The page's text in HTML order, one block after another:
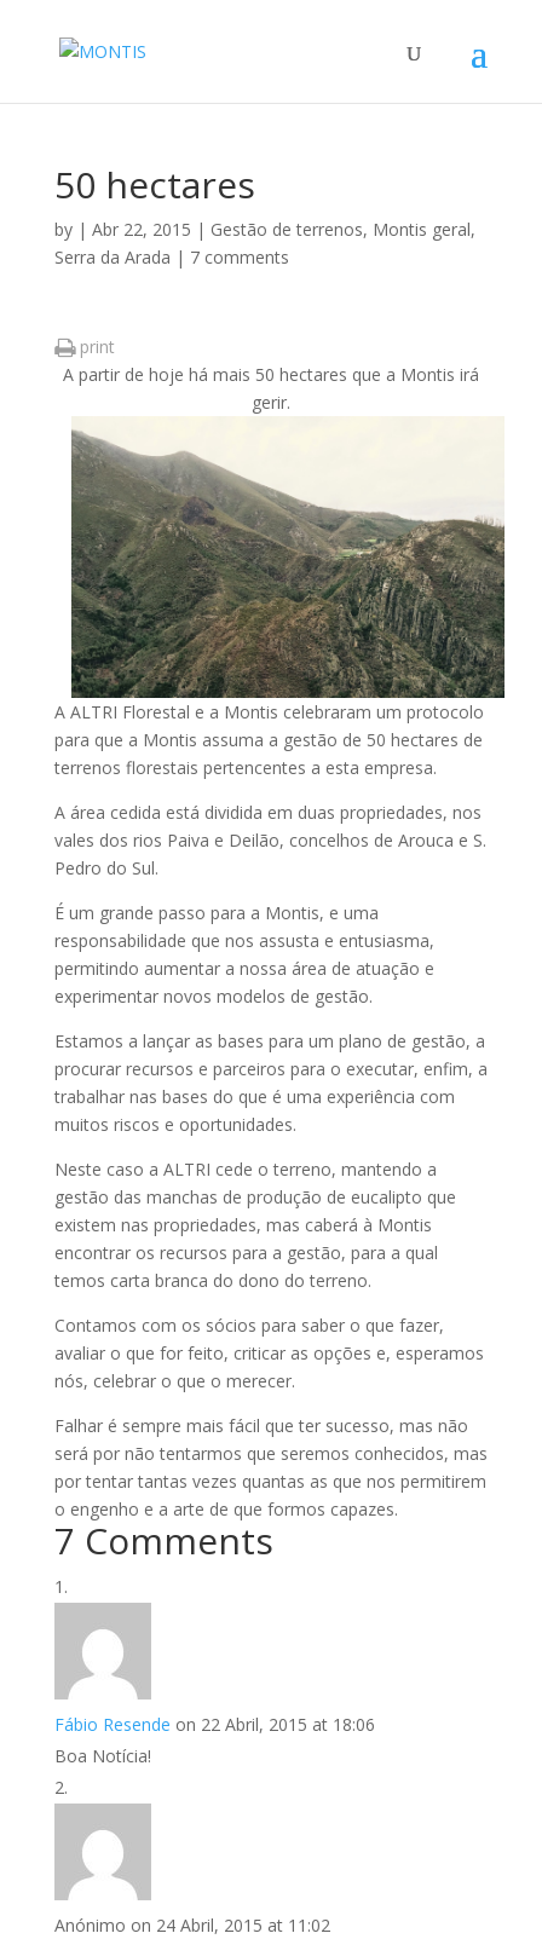
50 hectares
by | Abr 22, 2015 | Gestão de terrenos, Montis geral,
Serra da Arada | 7 comments
print
A partir de hoje há mais 50 hectares que a Montis irá
gerir.
A ALTRI Florestal e a Montis celebraram um protocolo
para que a Montis assuma a gestão de 50 hectares de
terrenos florestais pertencentes a esta empresa.
A área cedida está dividida em duas propriedades, nos
vales dos rios Paiva e Deilão, concelhos de Arouca e S.
Pedro do Sul.
É um grande passo para a Montis, e uma
responsabilidade que nos assusta e entusiasma,
permitindo aumentar a nossa área de atuação e
experimentar novos modelos de gestão.
Estamos a lançar as bases para um plano de gestão, a
procurar recursos e parceiros para o executar, enfim, a
trabalhar nas bases do que é uma experiência com
muitos riscos e oportunidades.
Neste caso a ALTRI cede o terreno, mantendo a
gestão das manchas de produção de eucalipto que
existem nas propriedades, mas caberá à Montis
encontrar os recursos para a gestão, para a qual
temos carta branca do dono do terreno.
Contamos com os sócios para saber o que fazer,
avaliar o que for feito, criticar as opções e, esperamos
nós, celebrar o que o merecer.
Falhar é sempre mais fácil que ter sucesso, mas não
será por não tentarmos que seremos conhecidos, mas
por tentar tantas vezes quantas as que nos permitirem
o engenho e a arte de que formos capazes.
7 Comments
Fábio Resende on 22 Abril, 2015 at 18:06
Boa Notícia!
Anónimo on 24 Abril, 2015 at 11:02